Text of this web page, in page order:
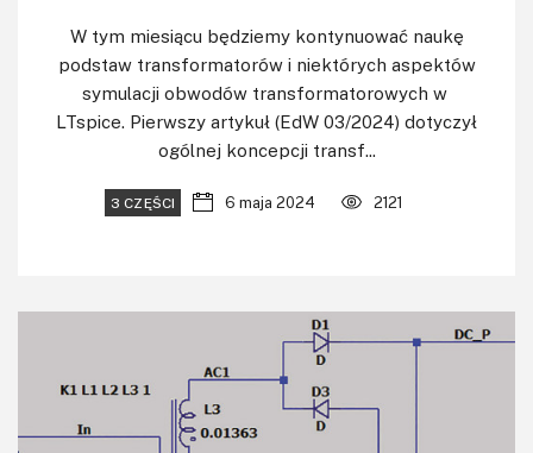
W tym miesiącu będziemy kontynuować naukę
podstaw transformatorów i niektórych aspektów
symulacji obwodów transformatorowych w
LTspice. Pierwszy artykuł (EdW 03/2024) dotyczył
ogólnej koncepcji transf...
3 CZĘŚCI 6 maja 2024 2121